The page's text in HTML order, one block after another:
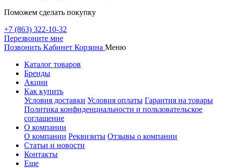
Поможем сделать покупку
+7 (863) 322-10-32
Перезвоните мне
Позвонить Кабинет Корзина Меню
Каталог товаров
Бренды
Акции
Как купить
Условия доставки Условия оплаты Гарантия на товары
Политика конфиденциальности и пользовательское
соглашение
О компании
О компании Реквизиты Отзывы о компании
Статьи и новости
Контакты
Еще